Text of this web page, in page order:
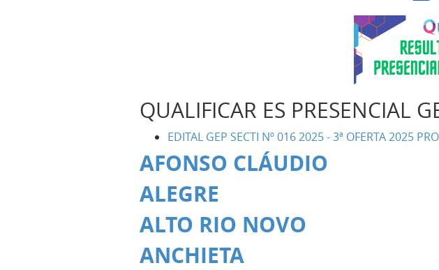
QUALIFICAR ES PRESENCIAL
EDITAL GEP SECTI Nº 016 2025 - 3ª OFERTA 2025
AFONSO CLÁUDIO
ALEGRE
ALTO RIO NOVO
ANCHIETA